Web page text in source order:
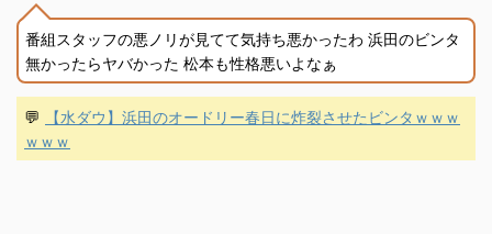
番組スタッフの悪ノリが見てて気持ち悪かったわ 浜田のビンタ
無かったらヤバかった 松本も性格悪いよなぁ
💬
【水ダウ】浜田のオードリー春日に炸裂させたビンタｗｗｗ
ｗｗｗ